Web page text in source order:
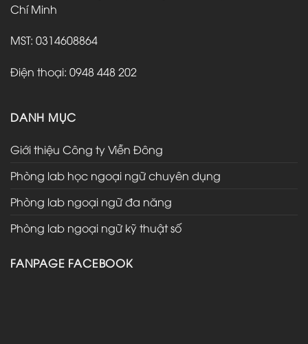
Chí Minh
MST: 0314608864
Điện thoại: 0948 448 202
DANH MỤC
Giới thiệu Công ty Viễn Đông
Phòng lab học ngoại ngữ chuyên dụng
Phòng lab ngoại ngữ đa năng
Phòng lab ngoại ngữ kỹ thuật số
FANPAGE FACEBOOK